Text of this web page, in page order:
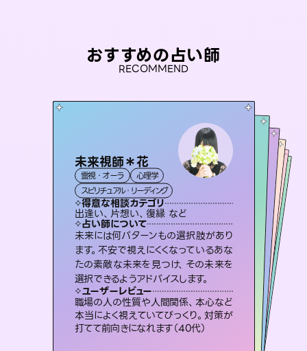
おすすめの占い師
RECOMMEND
未来視師＊花
霊視・オーラ
心理学
スピリチュアル・リーディング
得意な相談カテゴリ
出逢い、片想い、復縁 など
占い師について
未来には何パターンもの選択肢があり
ます。不安で視えにくくなっているあな
たの素敵な未来を見つけ、その未来を
選択できるようアドバイスします。
ユーザーレビュー
職場の人の性質や人間関係、本心など
本当によく視えていてびっくり。対策が
打てて前向きになれます（40代）
彗望（すいぼう）
霊視・オーラ 透視
スピリチュアル・リーディング
得意な相談カテゴリ
片想い、あの人の気持ち、復縁 など
占い師について
3,700年以上の歴史を持つ東洋最古の
占術「易占」で詳細まで占い、幸せへ向
かう道筋を示します。厳しい結果にも具
体的な対策をお伝えします。
ユーザーレビュー
複雑な背景もしっかり聞いて鑑定して
いただけました。気持ちが楽になりまし
た（50代 女性）
アイリス -iris-
西洋占星術 タロット
ルーン
得意な相談カテゴリ
恋愛総合、片想い、二人の未来 など
占い師について
復縁、恋愛、不倫の行方、同性愛や片
思い、仕事関係や借金問題まで知りた
いことや心の負担になっていることを
紐解き、背中をそっと押して導きます。
ユーザーレビュー
安心感のあり、言い切ってくれる所や濁
さない鑑定のおかげで、毎回自分の気
持ちを整えられます（30代 男性）
おう 霊感オラクル
霊視・オーラ
オラクルカード
得意な相談カテゴリ
恋愛総合、あの人の気持ち など
占い師について
霊視×オラクルカードを使って「今」と「未来」そして「気になるあの人の気持ち」まで丁寧に読み解き、恋や人生のヒントを優しく引き出します。
ユーザーレビュー
不安な気持ちが嘘みたいに晴れまし
た…！よく視えていらっしゃるんだなと
感じました（40代 女性）
桃源珠羽
霊視・オーラ
スピリチュアル・リーディング
得意な相談カテゴリ
片想い、あの人の気持ち、復縁 など
占い師について
恋愛のお悩みの中でも特に「曖昧な関
係」の相談を得意としており、友達以上
恋人未満なお相手との今後や本音を丁
寧に読み解き恋愛成就へと導きます。
ユーザーレビュー
鑑定していただいてアドバイス通りに行
動すると仲が復活してきました。ありが
とうございました（40代 女性）
セラピスト理恵
霊視・オーラ タロット
スピリチュアル・リーディング
得意な相談カテゴリ
片想い、二人の未来、年の差 など
占い師について
連絡再開、復縁、成就などの報告実績
多数。セラピストとして2万超の施術経
験があるからこそできる鑑定で、より良
い未来をサポートします。
ユーザーレビュー
とても心温まる鑑定でした。しかもこち
らは何も言っていないのに視えていらっ
しゃるんだなと驚きです（30代女性）